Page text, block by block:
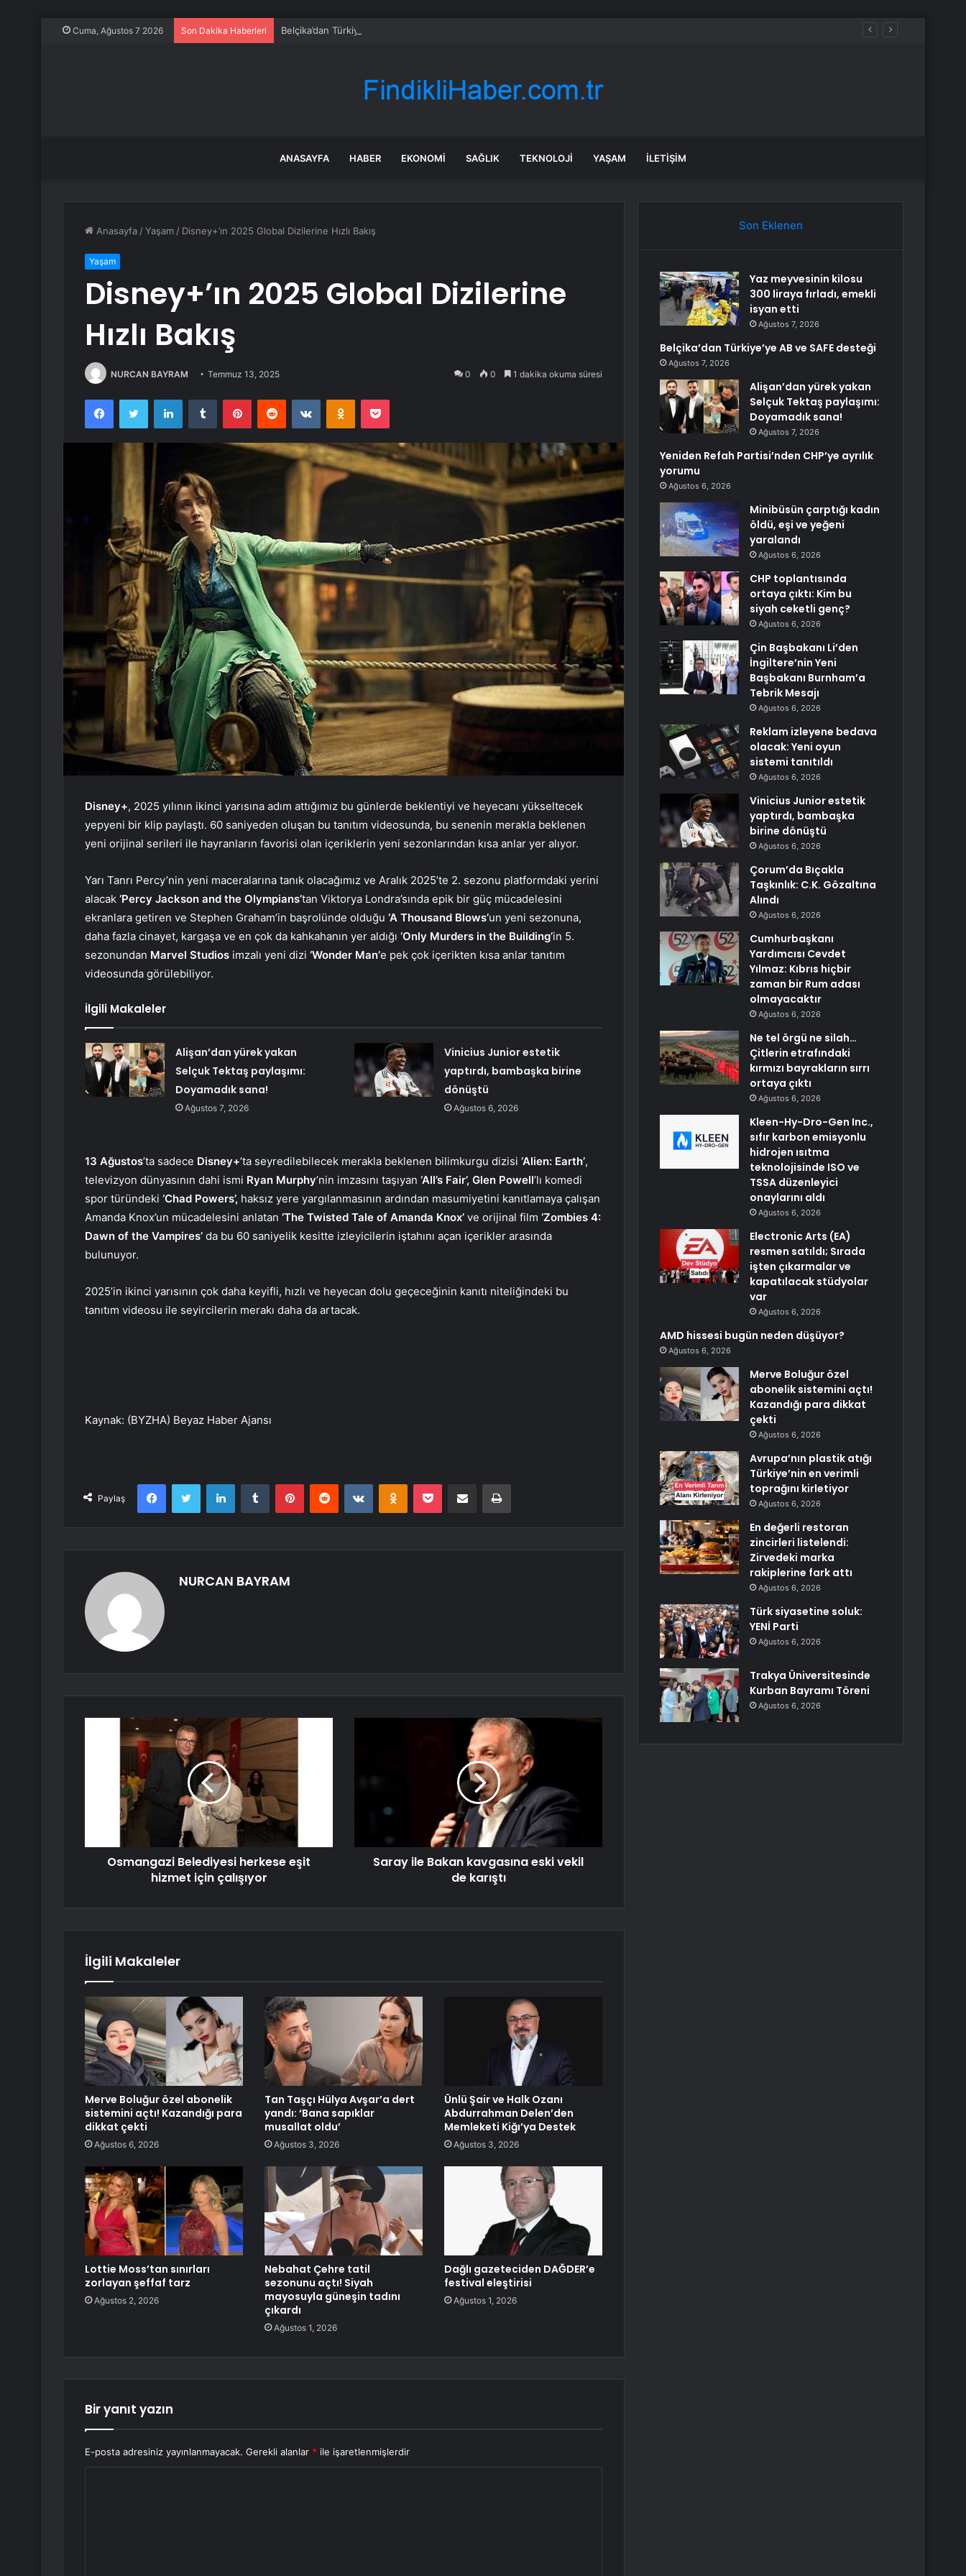
Cuma, Ağustos 7 2026 Son Dakika Haberleri Belçika’dan Türkiye’ye AB ve SAFE desteği
ANASAYFA HABER EKONOMI SAĞLIK TEKNOLOJI YAŞAM İLETIŞIM
Anasayfa /Yaşam / Disney+’ın 2025 Global Dizilerine Hızlı Bakış
Yaşam
Disney+’ın 2025 Global Dizilerine
Hızlı Bakış
NURCAN BAYRAM Temmuz 13, 2025 0 0 1 dakika okuma süresi
FacebookTwitter LinkedInTumblr PinterestReddit VKontakteOdnoklassniki
Pocket
Disney+, 2025 yılının ikinci yarısına adım attığımız bu günlerde beklentiyi ve heyecanı yükseltecek
yepyeni bir klip paylaştı. 60 saniyeden oluşan bu tanıtım videosunda, bu senenin merakla beklenen
yeni orijinal serileri ile hayranların favorisi olan içeriklerin yeni sezonlarından kısa anlar yer alıyor.
Yarı Tanrı Percy’nin yeni maceralarına tanık olacağımız ve Aralık 2025’te 2. sezonu platformdaki yerini
alacak ‘Percy Jackson and the Olympians’tan Viktorya Londra’sında epik bir güç mücadelesini
ekranlara getiren ve Stephen Graham’in başrolünde olduğu ‘A Thousand Blows’un yeni sezonuna,
daha fazla cinayet, kargaşa ve en çok da kahkahanın yer aldığı ‘Only Murders in the Building’in 5.
sezonundan Marvel Studios imzalı yeni dizi ‘Wonder Man’e pek çok içerikten kısa anlar tanıtım
videosunda görülebiliyor.
İlgili Makaleler
Alişan’dan yürek yakan
Selçuk Tektaş paylaşımı:
Doyamadık sana!
Ağustos 7, 2026
Vinicius Junior estetik
yaptırdı, bambaşka birine
dönüştü
Ağustos 6, 2026
13 Ağustos’ta sadece Disney+’ta seyredilebilecek merakla beklenen bilimkurgu dizisi ‘Alien: Earth’,
televizyon dünyasının dahi ismi Ryan Murphy’nin imzasını taşıyan ‘All’s Fair’, Glen Powell’lı komedi
spor türündeki ‘Chad Powers’, haksız yere yargılanmasının ardından masumiyetini kanıtlamaya çalışan
Amanda Knox’un mücadelesini anlatan ‘The Twisted Tale of Amanda Knox’ ve orijinal film ‘Zombies 4:
Dawn of the Vampires’ da bu 60 saniyelik kesitte izleyicilerin iştahını açan içerikler arasında
bulunuyor.
2025’in ikinci yarısının çok daha keyifli, hızlı ve heyecan dolu geçeceğinin kanıtı niteliğindeki bu
tanıtım videosu ile seyircilerin merakı daha da artacak.
Kaynak: (BYZHA) Beyaz Haber Ajansı
Paylaş
FacebookTwitter LinkedInTumblr PinterestReddit VKontakteOdnoklassniki
Pocket E-Posta ile paylaş Yazdır
NURCAN BAYRAM
Osmangazi Belediyesi herkese eşit
hizmet için çalışıyor
Saray ile Bakan kavgasına eski vekil
de karıştı
İlgili Makaleler
Merve Boluğur özel abonelik
sistemini açtı! Kazandığı para
dikkat çekti
Ağustos 6, 2026
Tan Taşçı Hülya Avşar’a dert
yandı: ‘Bana sapıklar
musallat oldu’
Ağustos 3, 2026
Ünlü Şair ve Halk Ozanı
Abdurrahman Delen’den
Memleketi Kiğı’ya Destek
Ağustos 3, 2026
Lottie Moss’tan sınırları
zorlayan şeffaf tarz
Ağustos 2, 2026
Nebahat Çehre tatil
sezonunu açtı! Siyah
mayosuyla güneşin tadını
çıkardı
Ağustos 1, 2026
Dağlı gazeteciden DAĞDER’e
festival eleştirisi
Ağustos 1, 2026
Bir yanıt yazın
E-posta adresiniz yayınlanmayacak. Gerekli alanlar * ile işaretlenmişlerdir
Son Eklenen
Yaz meyvesinin kilosu
300 liraya fırladı, emekli
isyan etti
Ağustos 7, 2026
Belçika’dan Türkiye’ye AB ve SAFE desteği
Ağustos 7, 2026
Alişan’dan yürek yakan
Selçuk Tektaş paylaşımı:
Doyamadık sana!
Ağustos 7, 2026
Yeniden Refah Partisi’nden CHP’ye ayrılık
yorumu
Ağustos 6, 2026
Minibüsün çarptığı kadın
öldü, eşi ve yeğeni
yaralandı
Ağustos 6, 2026
CHP toplantısında
ortaya çıktı: Kim bu
siyah ceketli genç?
Ağustos 6, 2026
Çin Başbakanı Li’den
İngiltere’nin Yeni
Başbakanı Burnham’a
Tebrik Mesajı
Ağustos 6, 2026
Reklam izleyene bedava
olacak: Yeni oyun
sistemi tanıtıldı
Ağustos 6, 2026
Vinicius Junior estetik
yaptırdı, bambaşka
birine dönüştü
Ağustos 6, 2026
Çorum’da Bıçakla
Taşkınlık: C.K. Gözaltına
Alındı
Ağustos 6, 2026
Cumhurbaşkanı
Yardımcısı Cevdet
Yılmaz: Kıbrıs hiçbir
zaman bir Rum adası
olmayacaktır
Ağustos 6, 2026
Ne tel örgü ne silah…
Çitlerin etrafındaki
kırmızı bayrakların sırrı
ortaya çıktı
Ağustos 6, 2026
Kleen-Hy-Dro-Gen Inc.,
sıfır karbon emisyonlu
hidrojen ısıtma
teknolojisinde ISO ve
TSSA düzenleyici
onaylarını aldı
Ağustos 6, 2026
Electronic Arts (EA)
resmen satıldı; Sırada
işten çıkarmalar ve
kapatılacak stüdyolar
var
Ağustos 6, 2026
AMD hissesi bugün neden düşüyor?
Ağustos 6, 2026
Merve Boluğur özel
abonelik sistemini açtı!
Kazandığı para dikkat
çekti
Ağustos 6, 2026
Avrupa’nın plastik atığı
Türkiye’nin en verimli
toprağını kirletiyor
Ağustos 6, 2026
En değerli restoran
zincirleri listelendi:
Zirvedeki marka
rakiplerine fark attı
Ağustos 6, 2026
Türk siyasetine soluk:
YENİ Parti
Ağustos 6, 2026
Trakya Üniversitesinde
Kurban Bayramı Töreni
Ağustos 6, 2026